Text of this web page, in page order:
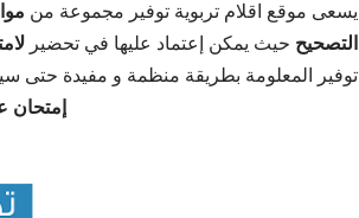
يسعى موقع اقلام تربوية توفير مجموعة من
التصحيح حيث يمكن إعتماد عليها في تحضير
توفير المعلومة بطريقة منظمة و مفيدة حتى
إمتحان